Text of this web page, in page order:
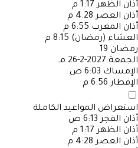
أذان الظهر 1:17 م
أذان العصر 4:28 م
أذان المغرب 6:55 م
العشاء (رمضان) 8:15 م
رمضان 19
الجمعة 2027-2-26 مـ
الإمساك 6:03 ص
الإفطار 6:56 م
استعراض المواعيد الكاملة
أذان الفجر 6:13 ص
أذان الظهر 1:17 م
أذان العصر 4:28 م